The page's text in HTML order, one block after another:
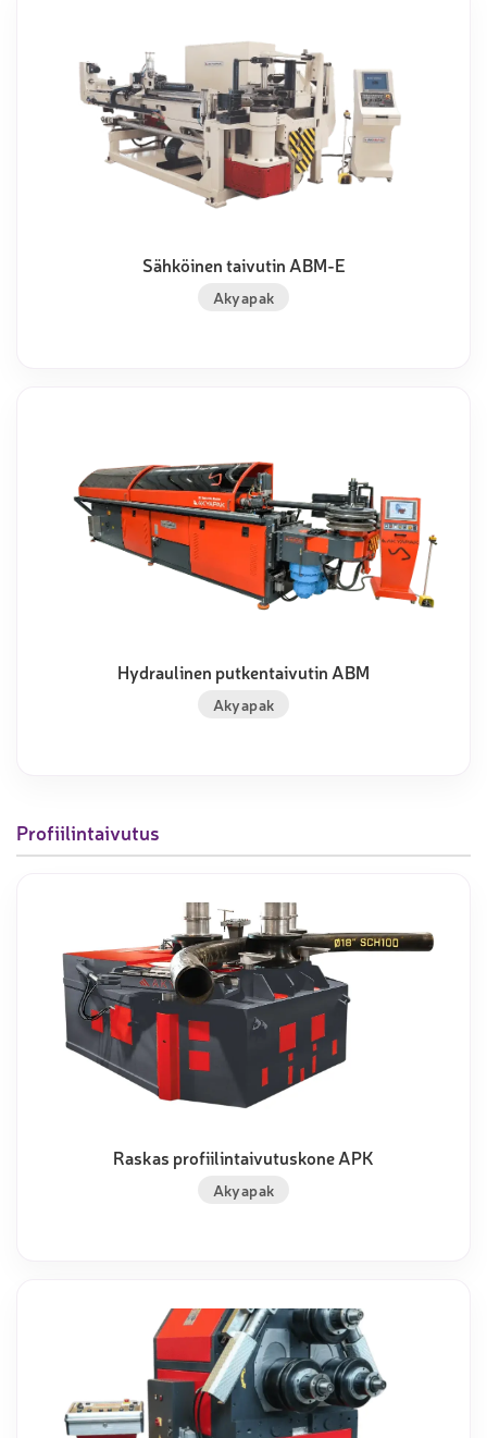
Sähköinen taivutin ABM-E
Akyapak
Hydraulinen putkentaivutin ABM
Akyapak
Profiilintaivutus
Raskas profiilintaivutuskone APK
Akyapak